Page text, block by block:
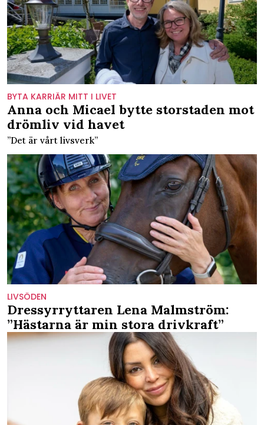
BYTA KARRIÄR MITT I LIVET
Anna och Micael bytte storstaden mot
drömliv vid havet
”Det är vårt livsverk”
LIVSÖDEN
Dressyrryttaren Lena Malmström:
”Hästarna är min stora drivkraft”